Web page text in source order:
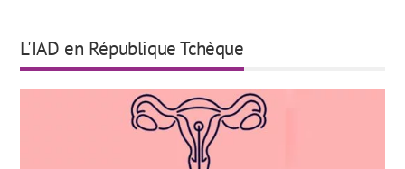
L'IAD en République Tchèque